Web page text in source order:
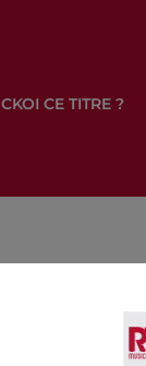
CKOI CE TITRE ?